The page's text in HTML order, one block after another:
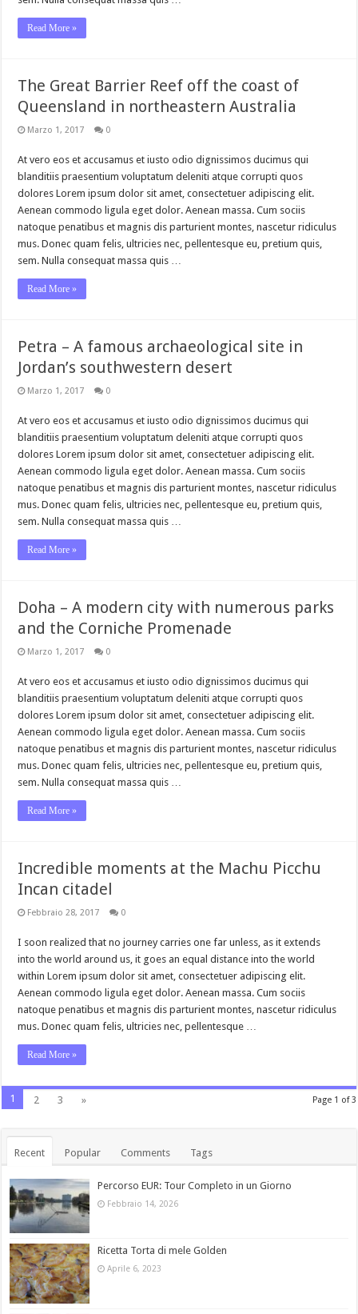
Read More »
The Great Barrier Reef off the coast of
Queensland in northeastern Australia
Marzo 1, 2017 0
At vero eos et accusamus et iusto odio dignissimos ducimus qui
blanditiis praesentium voluptatum deleniti atque corrupti quos
dolores Lorem ipsum dolor sit amet, consectetuer adipiscing elit.
Aenean commodo ligula eget dolor. Aenean massa. Cum sociis
natoque penatibus et magnis dis parturient montes, nascetur ridiculus
mus. Donec quam felis, ultricies nec, pellentesque eu, pretium quis,
sem. Nulla consequat massa quis …
Read More »
Petra – A famous archaeological site in
Jordan’s southwestern desert
Marzo 1, 2017 0
At vero eos et accusamus et iusto odio dignissimos ducimus qui
blanditiis praesentium voluptatum deleniti atque corrupti quos
dolores Lorem ipsum dolor sit amet, consectetuer adipiscing elit.
Aenean commodo ligula eget dolor. Aenean massa. Cum sociis
natoque penatibus et magnis dis parturient montes, nascetur ridiculus
mus. Donec quam felis, ultricies nec, pellentesque eu, pretium quis,
sem. Nulla consequat massa quis …
Read More »
Doha – A modern city with numerous parks
and the Corniche Promenade
Marzo 1, 2017 0
At vero eos et accusamus et iusto odio dignissimos ducimus qui
blanditiis praesentium voluptatum deleniti atque corrupti quos
dolores Lorem ipsum dolor sit amet, consectetuer adipiscing elit.
Aenean commodo ligula eget dolor. Aenean massa. Cum sociis
natoque penatibus et magnis dis parturient montes, nascetur ridiculus
mus. Donec quam felis, ultricies nec, pellentesque eu, pretium quis,
sem. Nulla consequat massa quis …
Read More »
Incredible moments at the Machu Picchu
Incan citadel
Febbraio 28, 2017 0
I soon realized that no journey carries one far unless, as it extends
into the world around us, it goes an equal distance into the world
within Lorem ipsum dolor sit amet, consectetuer adipiscing elit.
Aenean commodo ligula eget dolor. Aenean massa. Cum sociis
natoque penatibus et magnis dis parturient montes, nascetur ridiculus
mus. Donec quam felis, ultricies nec, pellentesque …
Read More »
Page 1 of 3
1 2 3 »
Recent Popular Comments Tags
Percorso EUR: Tour Completo in un Giorno
Febbraio 14, 2026
Ricetta Torta di mele Golden
Aprile 6, 2023